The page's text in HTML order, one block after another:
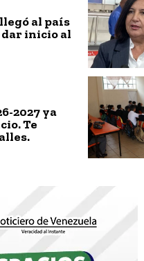
al país
dar inicio al
2027 ya
Te